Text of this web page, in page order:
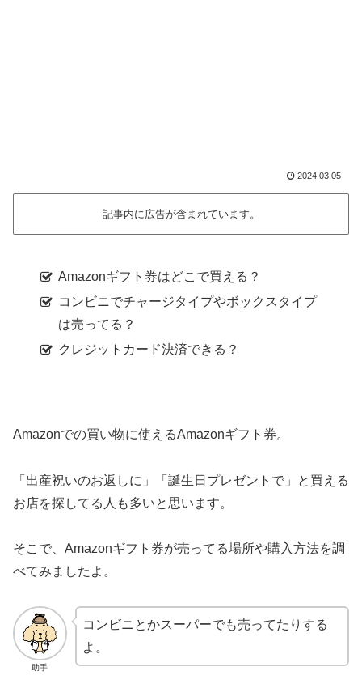
2024.03.05
記事内に広告が含まれています。
Amazonギフト券はどこで買える？
コンビニでチャージタイプやボックスタイプ
は売ってる？
クレジットカード決済できる？
Amazonでの買い物に使えるAmazonギフト券。
「出産祝いのお返しに」「誕生日プレゼントで」と買える
お店を探してる人も多いと思います。
そこで、Amazonギフト券が売ってる場所や購入方法を調
べてみましたよ。
助手
コンビニとかスーパーでも売ってたりする
よ。